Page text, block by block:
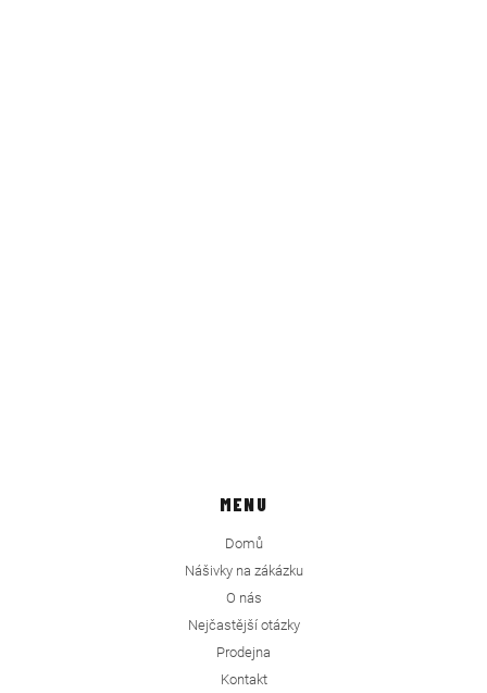
MENU
Domů
Nášivky na zákázku
O nás
Nejčastější otázky
Prodejna
Kontakt